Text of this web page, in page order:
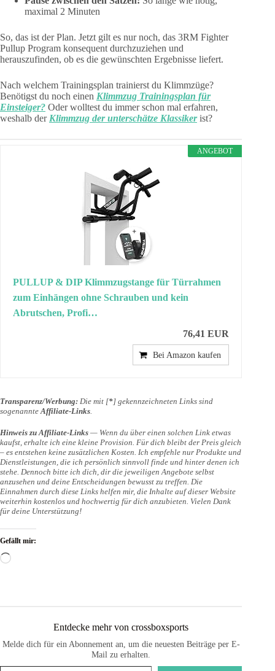
maximal 2 Minuten
So, das ist der Plan. Jetzt gilt es nur noch, das 3RM Fighter
Pullup Program konsequent durchzuziehen und
herauszufinden, ob es die gewünschten Ergebnisse liefert.
Nach welchem Trainingsplan trainierst du Klimmzüge?
Benötigst du noch einen Klimmzug Trainingsplan für
Einsteiger? Oder wolltest du immer schon mal erfahren,
weshalb der Klimmzug der unterschätze Klassikerist?
ANGEBOT
PULLUP & DIP Klimmzugstange für Türrahmen
zum Einhängen ohne Schrauben und kein
Abrutschen, Profi…
76,41 EUR
Bei Amazon kaufen
Transparenz/Werbung: Die mit [*] gekennzeichneten Links sind
sogenannte Affiliate-Links
Hinweis zu Affiliate-Links — Wenn du über einen solchen Link etwas
kaufst, erhalte ich eine kleine Provision. Für dich bleibt der Preis gleich
– es entstehen keine zusätzlichen Kosten. Ich empfehle nur Produkte und
Dienstleistungen, die ich persönlich sinnvoll finde und hinter denen ich
stehe. Dennoch bitte ich dich, dir die jeweiligen Angebote selbst
anzusehen und deine Entscheidungen bewusst zu treffen. Die
Einnahmen durch diese Links helfen mir, die Inhalte auf dieser Website
weiterhin kostenlos und hochwertig für dich anzubieten. Vielen Dank
für deine Unterstützung!
Gefällt mir:
Wird
Entdecke mehr von crossboxsports
Melde dich für ein Abonnement an, um die neuesten Beiträge per E-
Mail zu erhalten.
Gib deine E-Mail-Adresse ein ...